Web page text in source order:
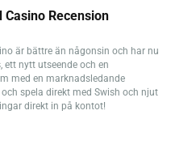
Casino Recension
är bättre än någonsin och har nu
ett nytt utseende och en
med en marknadsledande
spela direkt med Swish och njut
direkt in på kontot!